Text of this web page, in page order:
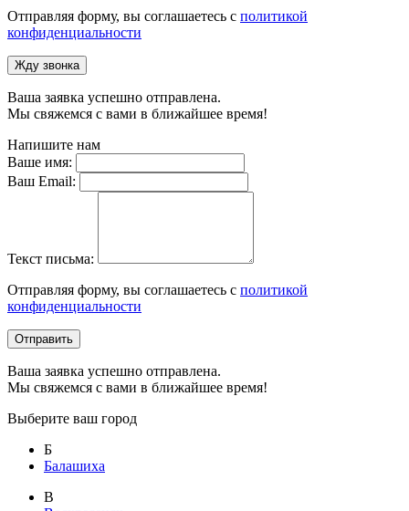
Отправляя форму, вы соглашаетесь с политикой
конфиденциальности
Жду звонка
Ваша заявка успешно отправлена.
Мы свяжемся с вами в ближайшее время!
Напишите нам
Ваше имя:
Ваш Email:
Текст письма:
Отправляя форму, вы соглашаетесь с политикой
конфиденциальности
Отправить
Ваша заявка успешно отправлена.
Мы свяжемся с вами в ближайшее время!
Выберите ваш город
Б
Балашиха
В